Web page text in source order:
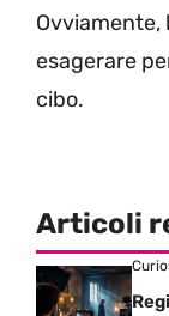
esagerare
cibo.
Articoli